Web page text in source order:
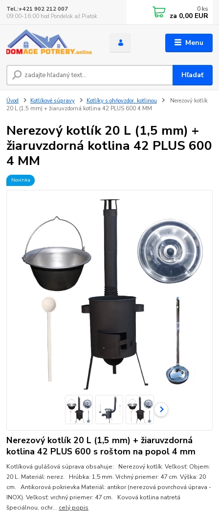
Menu
Hľadať
Tel.:+421 902 212 007
09:00-16:00 hod Pondelok až Piatok
0 ks
za 0,00 EUR
Úvod Kotlíkové súpravy Kotlíky s ohňovzdor. kotlinou
Nerezový kotlík
20 L (1,5 mm) + žiaruvzdorná kotlina 42 PLUS 600 4 MM
Nerezový kotlík 20 L (1,5 mm) +
žiaruvzdorná kotlina 42 PLUS 600
4 MM
Novinka
Nerezový kotlík 20 L (1,5 mm) + žiaruvzdorná
kotlina 42 PLUS 600 s roštom na popol 4 mm
Kotlíková gulášová súprava obsahuje: Nerezový kotlík. Veľkosť: Objem:
20 L. Materiál: nerez. Hrúbka: 1,5 mm. Vrchný priemer: 47 cm. Výška: 20
cm. Antikorová pokrievka Materiál: antikor (nerezová povrchová úprava -
INOX). Veľkosť: vrchný priemer: 47 cm. Kovová kotlina natretá
špeciálnou, ochr... celý popis